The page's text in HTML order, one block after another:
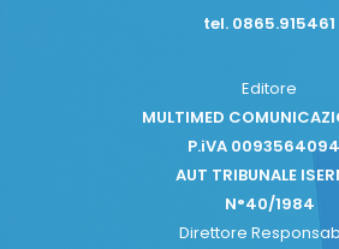
tel. 0865.915461
Editore
MULTIMED
P.iVA
AUT TRIBUNALE
N°40/1984
Direttore